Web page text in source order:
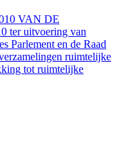
VAN DE
ter uitvoering van
Parlement en de Raad
ruimtelijke
tot ruimtelijke